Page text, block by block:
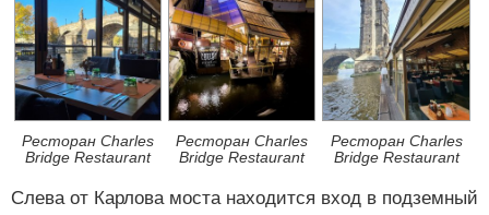
Ресторан Charles
Bridge Restaurant
Ресторан Charles
Bridge Restaurant
Ресторан Charles
Bridge Restaurant
Слева от Карлова моста находится вход в подземный